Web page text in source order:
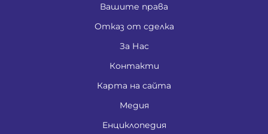
Вашите права
Отказ от сделка
За Нас
Контакти
Карта на сайта
Медия
Енциклопедия